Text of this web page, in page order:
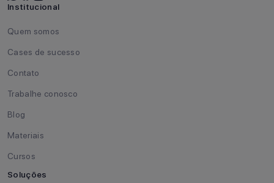
Institucional
Quem somos
Cases de sucesso
Contato
Trabalhe conosco
Blog
Materiais
Cursos
Soluções